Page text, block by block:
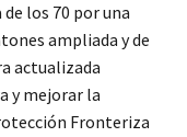
los 70 por una
ampliada y de
actualizada
y mejorar la
Fronteriza